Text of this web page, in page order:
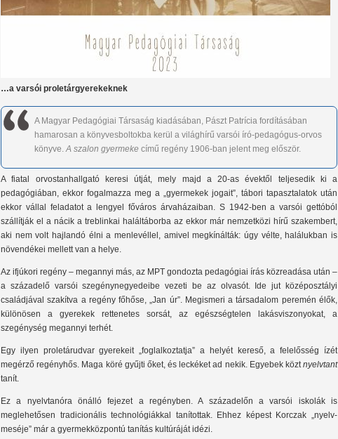
…a varsói proletárgyerekeknek
A Magyar Pedagógiai Társaság kiadásában, Pászt Patrícia fordításában
hamarosan a könyvesboltokba kerül a világhírű varsói író-pedagógus-orvos
könyve.A szalon gyermeke című regény 1906-ban jelent meg először.
A fiatal orvostanhallgató keresi útját, mely majd a 20-as évektől teljesedik ki a
pedagógiában, ekkor fogalmazza meg a „gyermekek jogait”, tábori tapasztalatok után
ekkor vállal feladatot a lengyel főváros árvaházaiban. S 1942-ben a varsói gettóból
szállítják el a nácik a treblinkai haláltáborba az ekkor már nemzetközi hírű szakembert,
aki nem volt hajlandó élni a menlevéllel, amivel megkínálták: úgy vélte, halálukban is
növendékei mellett van a helye.
Az ifjúkori regény – megannyi más, az MPT gondozta pedagógiai írás közreadása után –
a századelő varsói szegénynegyedeibe vezeti be az olvasót. Ide jut középosztályi
családjával szakítva a regény főhőse, „Jan úr”. Megismeri a társadalom peremén élők,
különösen a gyerekek rettenetes sorsát, az egészségtelen lakásviszonyokat, a
szegénység megannyi terhét.
Egy ilyen proletárudvar gyerekeit „foglalkoztatja” a helyét kereső, a felelősség ízét
megérző regényhős. Maga köré gyűjti őket, és leckéket ad nekik. Egyebek köztnyelvtant
tanít.
Ez a nyelvtanóra önálló fejezet a regényben. A századelőn a varsói iskolák is
meglehetősen tradicionális technológiákkal tanítottak. Ehhez képest Korczak „nyelv-
meséje” már a gyermekközpontú tanítás kultúráját idézi.